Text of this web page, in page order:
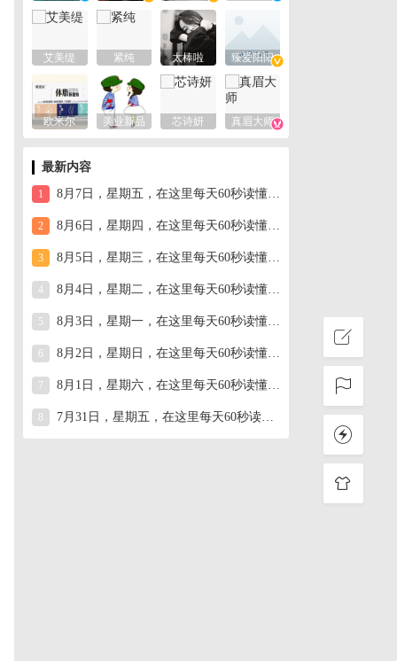
艾美缇 紧纯 太棒啦 臻爱阳阳
欧米尔 美业新品 芯诗妍 真眉大师
最新内容
1 8月7日，星期五，在这里每天60秒读懂世界！
2 8月6日，星期四，在这里每天60秒读懂世界！
3 8月5日，星期三，在这里每天60秒读懂世界！
4 8月4日，星期二，在这里每天60秒读懂世界！
5 8月3日，星期一，在这里每天60秒读懂世界！
6 8月2日，星期日，在这里每天60秒读懂世界！
7 8月1日，星期六，在这里每天60秒读懂世界！
7月31日，星期五，在这里每天60秒读懂世界！